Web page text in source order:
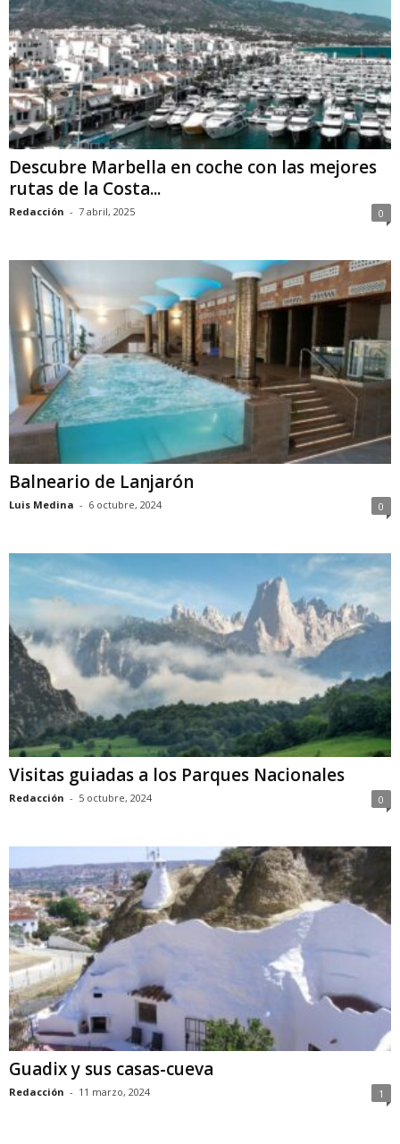
Descubre Marbella en coche con las mejores
rutas de la Costa...
Redacción - 7 abril, 2025 0
Balneario de Lanjarón
Luis Medina - 6 octubre, 2024 0
Visitas guiadas a los Parques Nacionales
Redacción - 5 octubre, 2024 0
Guadix y sus casas-cueva
Redacción - 11 marzo, 2024 1